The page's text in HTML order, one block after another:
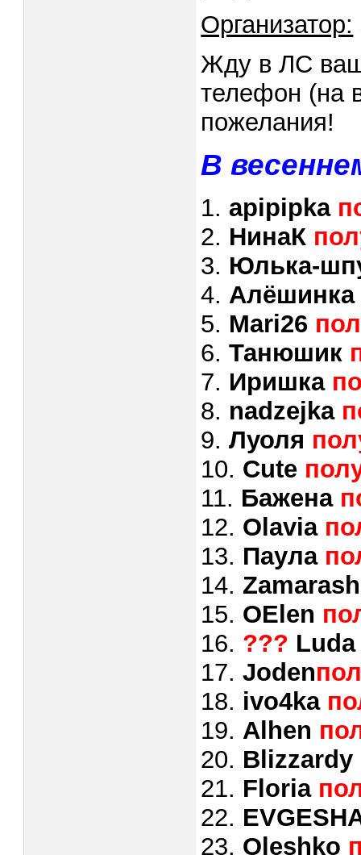
Организатор:
Жду в ЛС
телефон (на
пожелания!
В
1. apipipka
2. НинаК
3. Юлька-
4.
5. Mari26
6.Танюшик
7. Иришка
8. nadzejka
9.Луоля
10. Cute
11. Бажена
12. Olavia
13. Паула
14.
15. OElen
16. ???
17.Joden
18. ivo4ka
19. Alhen
20. Blizzardy
21. Floria
22.
23. Oleshko